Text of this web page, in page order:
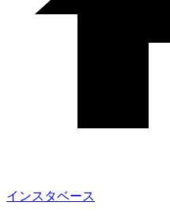
インスタベース